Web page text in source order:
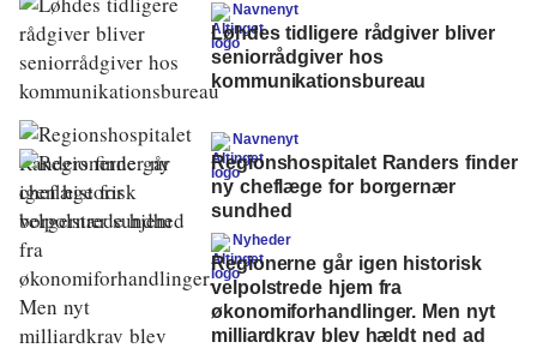
Navnenyt
Løhdes tidligere rådgiver bliver
seniorrådgiver hos
kommunikationsbureau
Navnenyt
Regionshospitalet Randers finder
ny cheflæge for borgernær
sundhed
Nyheder
Regionerne går igen historisk
velpolstrede hjem fra
økonomiforhandlinger. Men nyt
milliardkrav blev hældt ned ad